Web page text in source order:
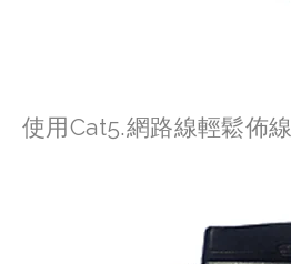
使用Cat5.網路線輕鬆佈線